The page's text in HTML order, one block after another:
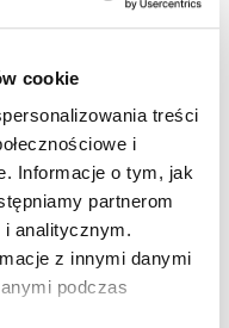
cookie
treści
i
Informacje o tym, jak
partnerom
i analitycznym.
z innymi danymi
podczas
co
element wielu